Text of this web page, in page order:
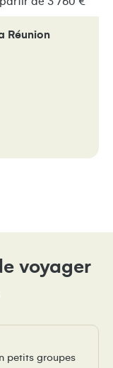
Réunion
voyager
petits groupes